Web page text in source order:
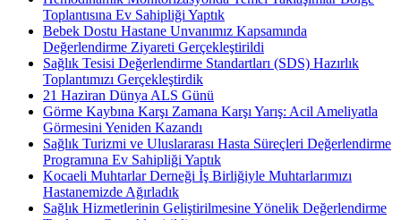
Toplantısına Ev Sahipliği Yaptık
Bebek Dostu Hastane Unvanımız Kapsamında
Değerlendirme Ziyareti Gerçekleştirildi
Sağlık Tesisi Değerlendirme Standartları (SDS) Hazırlık
Toplantımızı Gerçekleştirdik
21 Haziran Dünya ALS Günü
Görme Kaybına Karşı Zamana Karşı Yarış: Acil Ameliyatla
Görmesini Yeniden Kazandı
Sağlık Turizmi ve Uluslararası Hasta Süreçleri Değerlendirme
Programına Ev Sahipliği Yaptık
Kocaeli Muhtarlar Derneği İş Birliğiyle Muhtarlarımızı
Hastanemizde Ağırladık
Sağlık Hizmetlerinin Geliştirilmesine Yönelik Değerlendirme